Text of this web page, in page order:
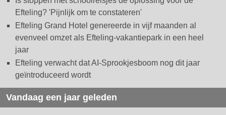
Efteling? 'Pijnlijk om te constateren'
Efteling Grand Hotel genereerde in vijf maanden al
evenveel omzet als Efteling-vakantiepark in een heel
jaar
Efteling verwacht dat AI-Sprookjesboom nog dit jaar
geïntroduceerd wordt
Vandaag een jaar geleden